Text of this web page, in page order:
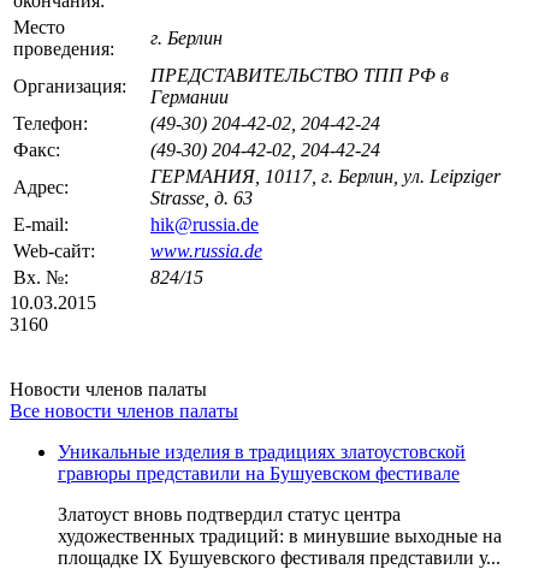
Место
проведения:
г. Берлин
Организация:
ПРЕДСТАВИТЕЛЬСТВО ТПП РФ в
Германии
Телефон:
(49-30) 204-42-02, 204-42-24
Факс:
(49-30) 204-42-02, 204-42-24
Адрес:
ГЕРМАНИЯ, 10117, г. Берлин, ул. Leipziger
Strasse, д. 63
E-mail:
hik@russia.de
Web-сайт:
www.russia.de
Вх. №:
824/15
10.03.2015
3160
Новости членов палаты
Все новости членов палаты
Уникальные изделия в традициях златоустовской
гравюры представили на Бушуевском фестивале
Златоуст вновь подтвердил статус центра
художественных традиций: в минувшие выходные на
площадке IX Бушуевского фестиваля представили у...